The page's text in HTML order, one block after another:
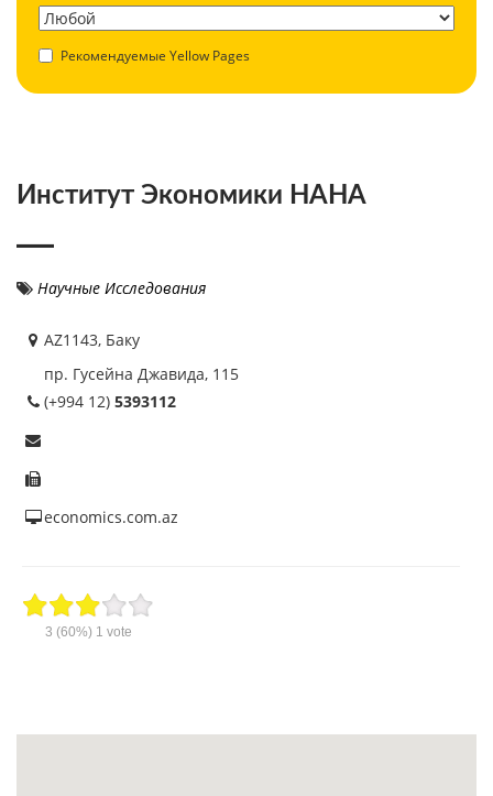
Рекомендуемые Yellow Pages
Институт Экономики НАНА
Научные Исследования
AZ1143, Баку
пр. Гусейна Джавида, 115
(+994 12) 5393112
economics.com.az
3 (60%) 1 vote